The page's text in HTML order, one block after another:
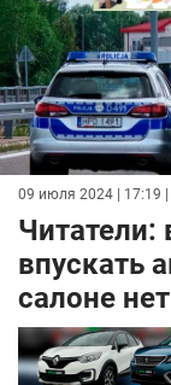
09 июля 2024 | 17:19
Читатели:
впускать
салоне